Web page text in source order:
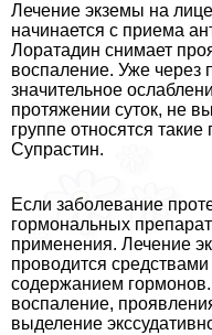
Лечение экземы на
начинается с приема
Лоратадин снимает
воспаление. Уже через
значительное
протяжении суток, не
группе относятся
Супрастин.
Если заболевание
гормональных
применения. Лечение
проводится
содержанием
воспаление,
выделение